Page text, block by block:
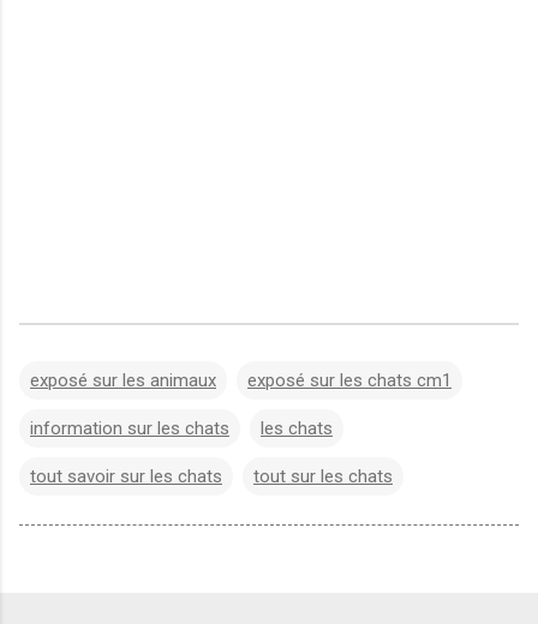
exposé sur les animaux exposé sur les chats cm1
information sur les chats les chats
tout savoir sur les chats tout sur les chats